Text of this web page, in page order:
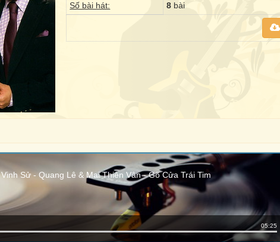
Số bài hát:
8 bài
Vinh Sử - Quang Lê & Mai Thiên Vân - Gõ Cửa Trái Tim
05:25